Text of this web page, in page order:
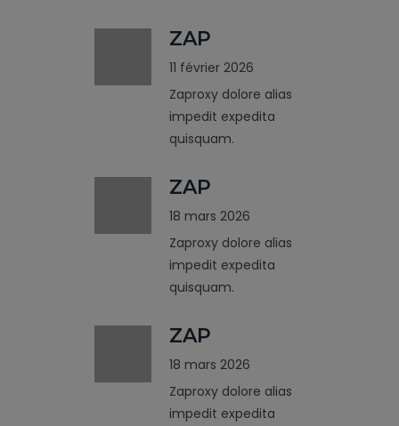
ZAP
11 février 2026
Zaproxy dolore alias
impedit expedita
quisquam.
ZAP
18 mars 2026
Zaproxy dolore alias
impedit expedita
quisquam.
ZAP
18 mars 2026
Zaproxy dolore alias
impedit expedita